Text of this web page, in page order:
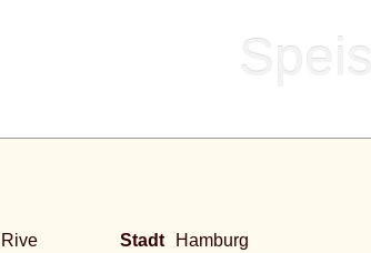
Rive Stadt
Hamburg